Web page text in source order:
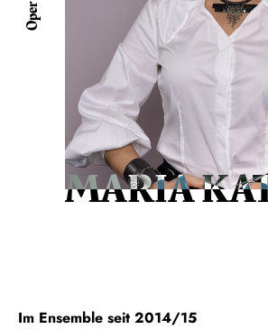
Oper
MARIA
Im Ensemble seit 2014/15